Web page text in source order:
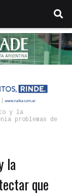
y la
problemas de
la
que